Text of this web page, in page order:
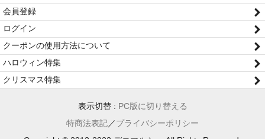
会員登録
ログイン
クーポンの使用方法について
ハロウィン特集
クリスマス特集
表示切替 : PC版に切り替える
特商法表記／プライバシーポリシー